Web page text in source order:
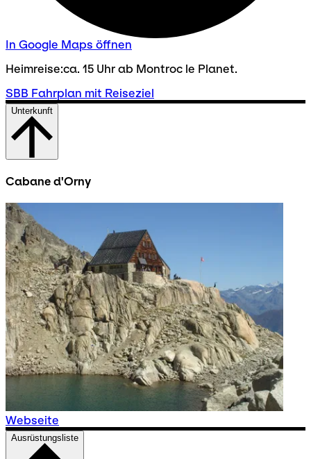
In Google Maps öffnen
Heimreise:ca. 15 Uhr ab Montroc le Planet.
SBB Fahrplan mit Reiseziel
Unterkunft
Cabane d'Orny
Webseite
Ausrüstungsliste